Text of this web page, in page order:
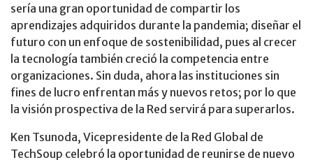
sería una gran oportunidad de compartir los
aprendizajes adquiridos durante la pandemia; diseñar el
futuro con un enfoque de sostenibilidad, pues al crecer
la tecnología también creció la competencia entre
organizaciones. Sin duda, ahora las instituciones sin
fines de lucro enfrentan más y nuevos retos; por lo que
la visión prospectiva de la Red servirá para superarlos.
Ken Tsunoda, Vicepresidente de la Red Global de
TechSoup celebró la oportunidad de reunirse de nuevo